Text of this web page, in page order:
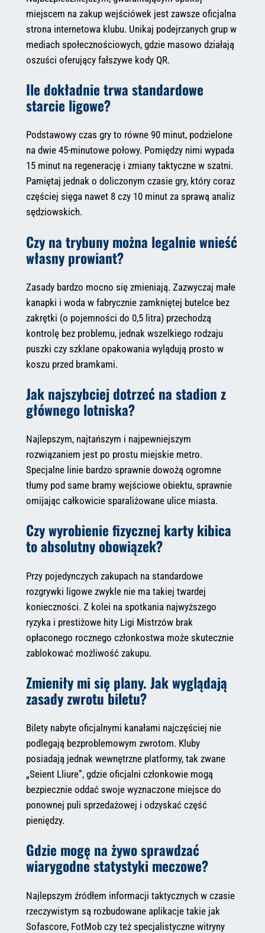
miejscem na zakup wejściówek jest zawsze oficjalna
strona internetowa klubu. Unikaj podejrzanych grup w
mediach społecznościowych, gdzie masowo działają
oszuści oferujący fałszywe kody QR.
Ile dokładnie trwa standardowe
starcie ligowe?
Podstawowy czas gry to równe 90 minut, podzielone
na dwie 45-minutowe połowy. Pomiędzy nimi wypada
15 minut na regenerację i zmiany taktyczne w szatni.
Pamiętaj jednak o doliczonym czasie gry, który coraz
częściej sięga nawet 8 czy 10 minut za sprawą analiz
sędziowskich.
Czy na trybuny można legalnie wnieść
własny prowiant?
Zasady bardzo mocno się zmieniają. Zazwyczaj małe
kanapki i woda w fabrycznie zamkniętej butelce bez
zakrętki (o pojemności do 0,5 litra) przechodzą
kontrolę bez problemu, jednak wszelkiego rodzaju
puszki czy szklane opakowania wylądują prosto w
koszu przed bramkami.
Jak najszybciej dotrzeć na stadion z
głównego lotniska?
Najlepszym, najtańszym i najpewniejszym
rozwiązaniem jest po prostu miejskie metro.
Specjalne linie bardzo sprawnie dowożą ogromne
tłumy pod same bramy wejściowe obiektu, sprawnie
omijając całkowicie sparaliżowane ulice miasta.
Czy wyrobienie fizycznej karty kibica
to absolutny obowiązek?
Przy pojedynczych zakupach na standardowe
rozgrywki ligowe zwykle nie ma takiej twardej
konieczności. Z kolei na spotkania najwyższego
ryzyka i prestiżowe hity Ligi Mistrzów brak
opłaconego rocznego członkostwa może skutecznie
zablokować możliwość zakupu.
Zmieniły mi się plany. Jak wyglądają
zasady zwrotu biletu?
Bilety nabyte oficjalnymi kanałami najczęściej nie
podlegają bezproblemowym zwrotom. Kluby
posiadają jednak wewnętrzne platformy, tak zwane
„Seient Lliure”, gdzie oficjalni członkowie mogą
bezpiecznie oddać swoje wyznaczone miejsce do
ponownej puli sprzedażowej i odzyskać część
pieniędzy.
Gdzie mogę na żywo sprawdzać
wiarygodne statystyki meczowe?
Najlepszym źródłem informacji taktycznych w czasie
rzeczywistym są rozbudowane aplikacje takie jak
Sofascore, FotMob czy też specjalistyczne witryny